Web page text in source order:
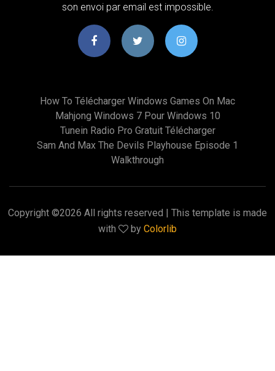
son envoi par email est impossible.
How To Télécharger Windows Games On Mac
Mahjong Windows 7 Pour Windows 10
Tunein Radio Pro Gratuit Télécharger
Sam And Max The Devils Playhouse Episode 1
Walkthrough
Copyright ©2026 All rights reserved | This template is made
with
by Colorlib